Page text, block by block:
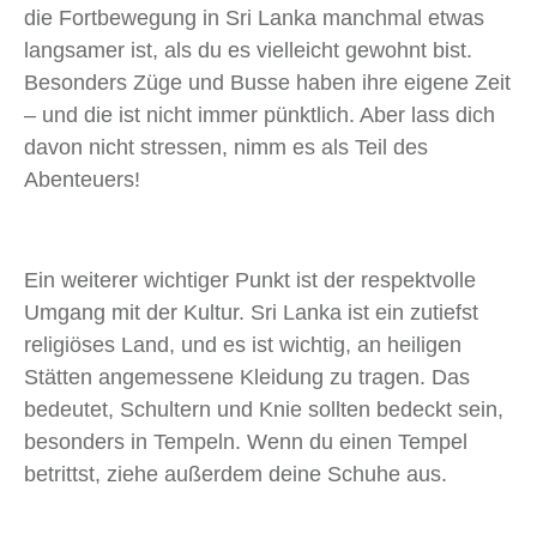
die Fortbewegung in Sri Lanka manchmal etwas
langsamer ist, als du es vielleicht gewohnt bist.
Besonders Züge und Busse haben ihre eigene Zeit
– und die ist nicht immer pünktlich. Aber lass dich
davon nicht stressen, nimm es als Teil des
Abenteuers!
Ein weiterer wichtiger Punkt ist der respektvolle
Umgang mit der Kultur. Sri Lanka ist ein zutiefst
religiöses Land, und es ist wichtig, an heiligen
Stätten angemessene Kleidung zu tragen. Das
bedeutet, Schultern und Knie sollten bedeckt sein,
besonders in Tempeln. Wenn du einen Tempel
betrittst, ziehe außerdem deine Schuhe aus.